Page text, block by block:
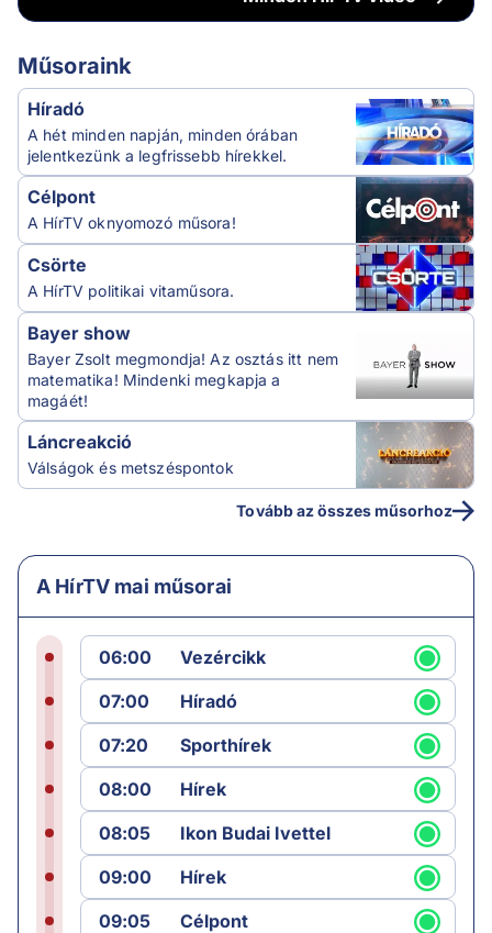
Műsoraink
Híradó
A hét minden napján, minden órában
jelentkezünk a legfrissebb hírekkel.
Célpont
A HírTV oknyomozó műsora!
Csörte
A HírTV politikai vitaműsora.
Bayer show
Bayer Zsolt megmondja! Az osztás itt nem
matematika! Mindenki megkapja a
magáét!
Láncreakció
Válságok és metszéspontok
Tovább az összes műsorhoz
A HírTV mai műsorai
06:00
Vezércikk
07:00
Híradó
07:20
Sporthírek
08:00
Hírek
08:05
Ikon Budai Ivettel
09:00
Hírek
09:05
Célpont